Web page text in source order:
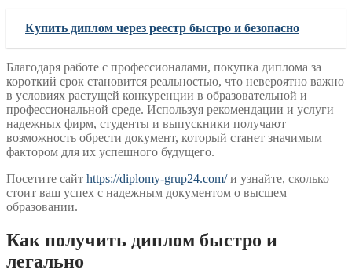
Купить диплом через реестр быстро и безопасно
Благодаря работе с профессионалами, покупка диплома за
короткий срок становится реальностью, что невероятно важно
в условиях растущей конкуренции в образовательной и
профессиональной среде. Используя рекомендации и услуги
надежных фирм, студенты и выпускники получают
возможность обрести документ, который станет значимым
фактором для их успешного будущего.
Посетите сайт https://diplomy-grup24.com/и узнайте, сколько
стоит ваш успех с надежным документом о высшем
образовании.
Как получить диплом быстро и
легально